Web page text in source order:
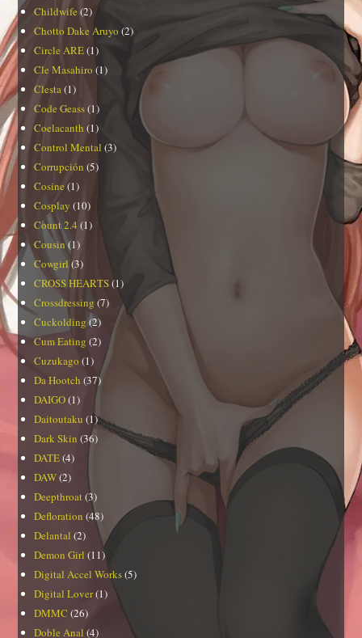
Childwife (2)
Chotto Dake Aruyo (2)
Circle ARE(1)
Cle Masahiro (1)
Clesta (1)
Code Geass(1)
Coelacanth (1)
Control Mental (3)
Corrupción (5)
Cosine (1)
Cosplay (10)
Count 2.4 (1)
Cousin(1)
Cowgirl (3)
CROSS HEARTS(1)
Crossdressing (7)
Cuckolding (2)
Cum Eating (2)
Cuzukago (1)
Da Hootch (37)
DAIGO(1)
Daitoutaku (1)
Dark Skin (36)
DATE(4)
DAW(2)
Deepthroat (3)
Defloration (48)
Delantal (2)
Demon Girl (11)
Digital Accel Works(5)
Digital Lover(1)
DMMC (26)
Doble Anal (4)